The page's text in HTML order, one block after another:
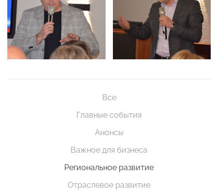
Все
Главные события
Анонсы
Важное для бизнеса
Региональное развитие
Отраслевое развитие